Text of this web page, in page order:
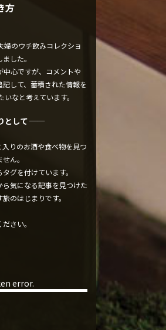
方
婦のウチ飲みコレクショ
した。
心ですが、コメントや
して、蓄積された情報を
なと考えています。
として ──
りのお酒や食べ物を見つ
ん。
グを付けています。
ら気になる記事を見つけた
のはじまりです。
さい。
error.